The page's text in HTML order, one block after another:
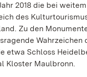
2018 die bei
des
Zu den
Wahrzeichen
etwa Schloss
Kloster Maulbronn.